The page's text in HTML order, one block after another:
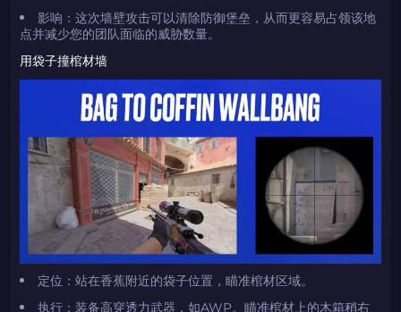
影响：这次墙壁攻击可以清除防御堡垒，从而更容易占领该地
点并减少您的团队面临的威胁数量。
用袋子撞棺材墙
定位：站在香蕉附近的袋子位置，瞄准棺材区域。
执行：装备高穿透力武器，如AWP。瞄准棺材上的木箱稍右